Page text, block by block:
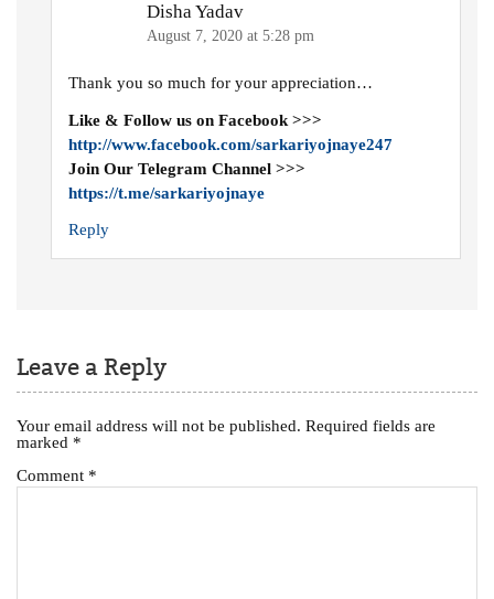
Disha Yadav
August 7, 2020 at 5:28 pm
Thank you so much for your appreciation…
Like & Follow us on Facebook >>>
http://www.facebook.com/sarkariyojnaye247
Join Our Telegram Channel >>>
https://t.me/sarkariyojnaye
Reply
Leave a Reply
Your email address will not be published. Required fields are
marked *
Comment *